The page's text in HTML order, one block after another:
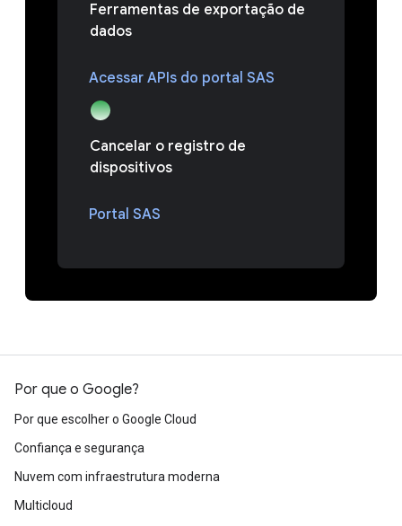
Ferramentas de exportação de
dados
Acessar APIs do portal SAS
Cancelar o registro de
dispositivos
Portal SAS
Por que o Google?
Por que escolher o Google Cloud
Confiança e segurança
Nuvem com infraestrutura moderna
Multicloud